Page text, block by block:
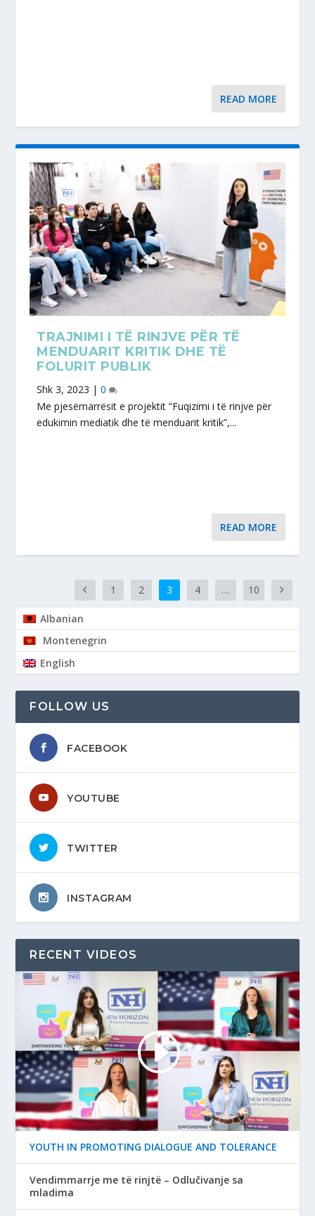
READ MORE
TRAJNIMI I TË RINJVE PËR TË
MENDUARIT KRITIK DHE TË
FOLURIT PUBLIK
Shk 3, 2023 |0
Me pjesëmarrësit e projektit “Fuqizimi i të rinjve për
edukimin mediatik dhe të menduarit kritik”,...
READ MORE
1 2 3 4 … 10
Albanian
Montenegrin
English
FOLLOW US
FACEBOOK
YOUTUBE
TWITTER
INSTAGRAM
RECENT VIDEOS
YOUTH IN PROMOTING DIALOGUE AND TOLERANCE
Vendimmarrje me të rinjtë – Odlučivanje sa
mladima